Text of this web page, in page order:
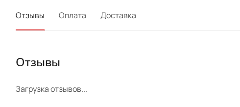
Отзывы Оплата Доставка
Отзывы
Загрузка отзывов...